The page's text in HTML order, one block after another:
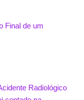
Final de um
Radiológico